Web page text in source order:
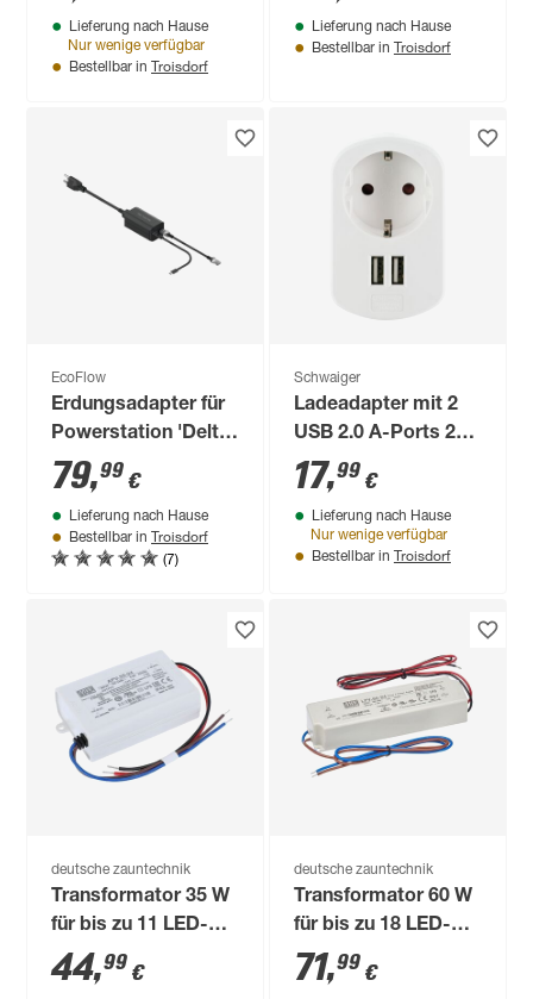
Lieferung nach Hause
Nur wenige verfügbar
Bestellbar in Troisdorf
Lieferung nach Hause
Bestellbar in Troisdorf
EcoFlow
Erdungsadapter für
Powerstation 'Delta
Pro' und 'Delta Max'
mit C14-Stecker
79,99 €
Lieferung nach Hause
Bestellbar in Troisdorf
(7)
Schwaiger
Ladeadapter mit 2
USB 2.0 A-Ports 230
V, mit Steckdose
17,99 €
Lieferung nach Hause
Nur wenige verfügbar
Bestellbar in Troisdorf
deutsche zauntechnik
Transformator 35 W
für bis zu 11 LED-
Pfostenkappen
44,99 €
deutsche zauntechnik
Transformator 60 W
für bis zu 18 LED-
Pfostenkappen
71,99 €